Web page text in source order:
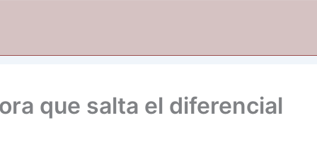
que salta el diferencial